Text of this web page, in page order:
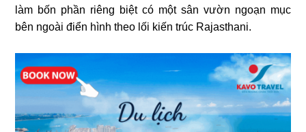
làm bốn phần riêng biệt có một sân vườn ngoạn mục
bên ngoài điển hình theo lối kiến ​​trúc Rajasthani.